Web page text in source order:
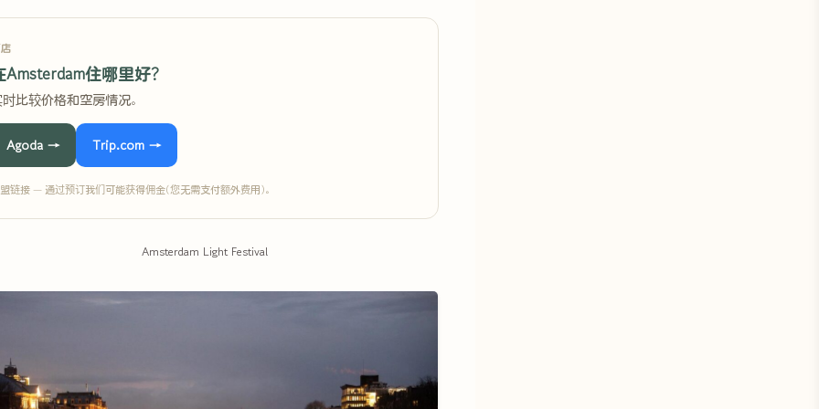
Amsterdam住哪里好?
比较价格和空房情况。
Agoda → Trip.com →
链接 — 通过预订我们可能获得佣金(您无需支付额外费用)。
Amsterdam Light Festival